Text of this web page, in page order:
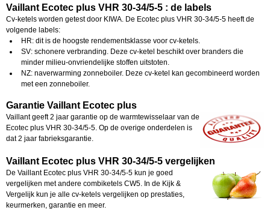
Vaillant Ecotec plus VHR 30-34/5-5 : de labels
Cv-ketels worden getest door KIWA. De Ecotec plus VHR 30-34/5-5 heeft de
volgende labels:
HR: dit is de hoogste rendementsklasse voor cv-ketels.
SV: schonere verbranding. Deze cv-ketel beschikt over branders die
minder milieu-onvriendelijke stoffen uitstoten.
NZ: naverwarming zonneboiler. Deze cv-ketel kan gecombineerd worden
met een zonneboiler.
Garantie Vaillant Ecotec plus
Vaillant geeft 2 jaar garantie op de warmtewisselaar van de
Ecotec plus VHR 30-34/5-5. Op de overige onderdelen is
dat 2 jaar fabrieksgarantie.
Vaillant Ecotec plus VHR 30-34/5-5 vergelijken
De Vaillant Ecotec plus VHR 30-34/5-5 kun je goed
vergelijken met andere combiketels CW5. In de Kijk &
Vergelijk kun je alle cv-ketels vergelijken op prestaties,
keurmerken, garantie en meer.